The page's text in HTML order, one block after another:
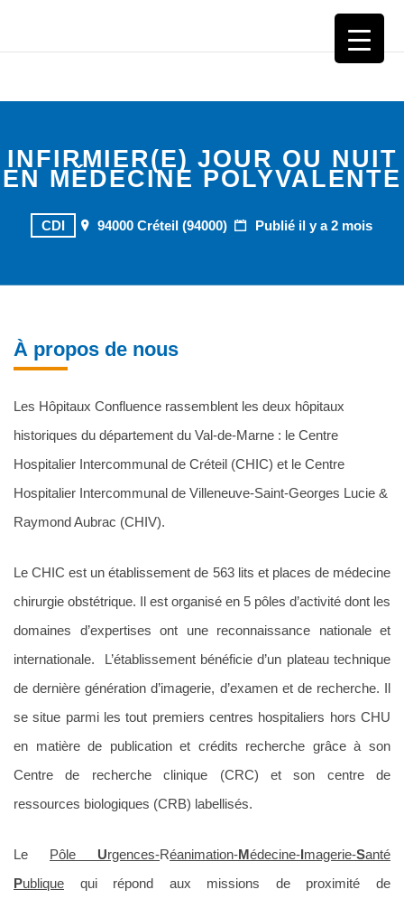
INFIRMIER(E) JOUR OU NUIT
EN MÉDECINE POLYVALENTE
CDI 94000 Créteil (94000) Publié il y a 2 mois
À propos de nous
Les Hôpitaux Confluence rassemblent les deux hôpitaux
historiques du département du Val-de-Marne : le Centre
Hospitalier Intercommunal de Créteil (CHIC) et le Centre
Hospitalier Intercommunal de Villeneuve-Saint-Georges Lucie &
Raymond Aubrac (CHIV).
Le CHIC est un établissement de 563 lits et places de médecine
chirurgie obstétrique. Il est organisé en 5 pôles d’activité dont les
domaines d’expertises ont une reconnaissance nationale et
internationale. L’établissement bénéficie d’un plateau technique
de dernière génération d’imagerie, d’examen et de recherche. Il
se situe parmi les tout premiers centres hospitaliers hors CHU
en matière de publication et crédits recherche grâce à son
Centre de recherche clinique (CRC) et son centre de
ressources biologiques (CRB) labellisés.
Le Pôle Urgences-Réanimation-Médecine-Imagerie-Santé
Publique qui répond aux missions de proximité de